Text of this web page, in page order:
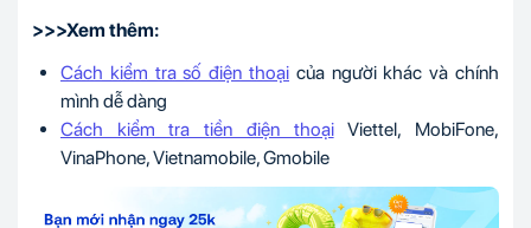
>>>Xem thêm:
Cách kiểm tra số điện thoại của người khác và chính
mình dễ dàng
Cách kiểm tra tiền điện thoạiViettel, MobiFone,
VinaPhone, Vietnamobile, Gmobile